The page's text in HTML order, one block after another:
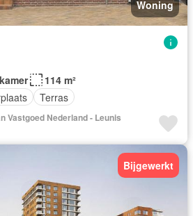
Woning
114 m²
Terras
Vastgoed Nederland - Leunis
Bijgewerkt